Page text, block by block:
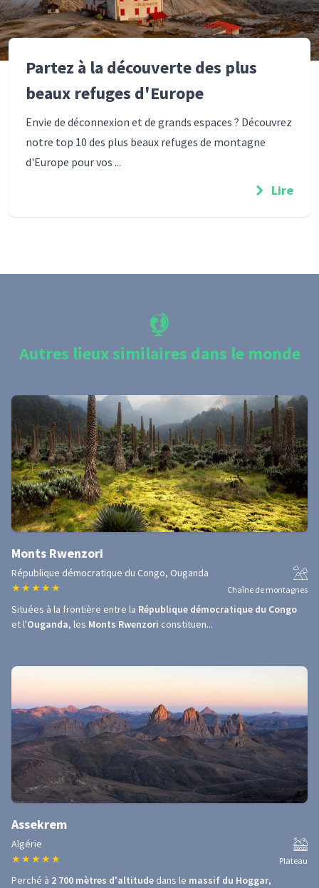
Partez à la découverte des plus
beaux refuges d'Europe
Envie de déconnexion et de grands espaces ? Découvrez
notre top 10 des plus beaux refuges de montagne
d'Europe pour vos ...
Lire
Autres lieux similaires dans le monde
Monts Rwenzori
République démocratique du Congo, Ouganda
★ ★ ★ ★ ★ Chaîne de montagnes
Situées à la frontière entre la République démocratique du Congo
et l'Ouganda, les Monts Rwenzori constituen...
Assekrem
Algérie
★ ★ ★ ★ ★ Plateau
Perché à 2 700 mètres d'altitude dans le massif du Hoggar,